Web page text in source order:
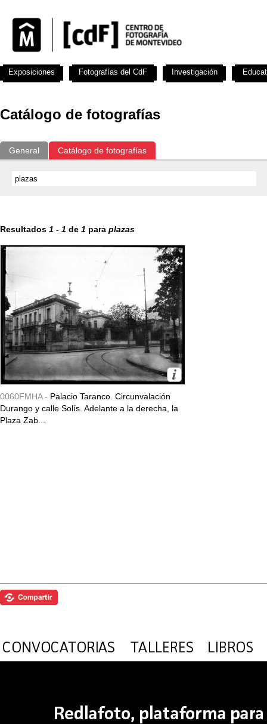
Catálogo de fotografías
General Catálogo de fotografías
Resultados 1 - 1 de 1 para plazas
0060FMHA - Palacio Taranco. Circunvalación
Durango y calle Solís. Adelante a la derecha, la
Plaza Zab...
Exposiciones Fotografías del CdF Investigación